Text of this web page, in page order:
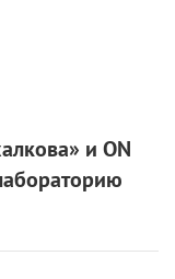
и ON